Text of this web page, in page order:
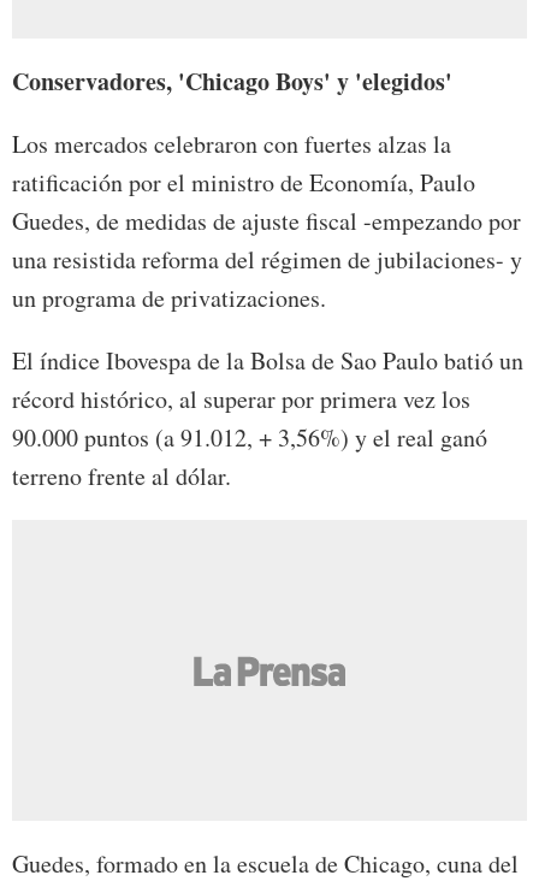
Conservadores, 'Chicago Boys' y 'elegidos'
Los mercados celebraron con fuertes alzas la
ratificación por el ministro de Economía, Paulo
Guedes, de medidas de ajuste fiscal -empezando por
una resistida reforma del régimen de jubilaciones- y
un programa de privatizaciones.
El índice Ibovespa de la Bolsa de Sao Paulo batió un
récord histórico, al superar por primera vez los
90.000 puntos (a 91.012, + 3,56%) y el real ganó
terreno frente al dólar.
Guedes, formado en la escuela de Chicago, cuna del